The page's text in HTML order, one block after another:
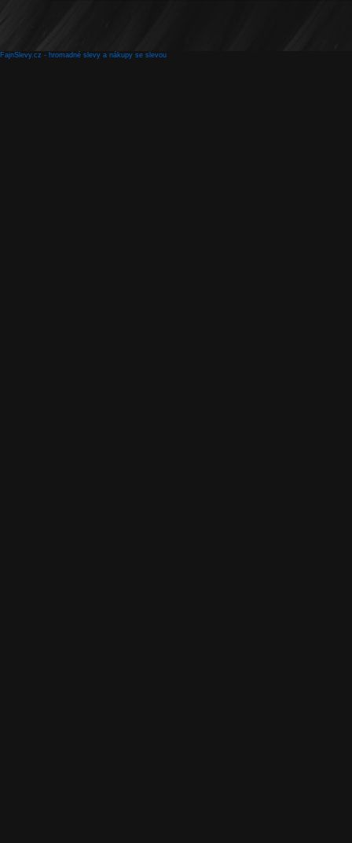
FajnSlevy.cz - hromadné slevy a nákupy se slevou